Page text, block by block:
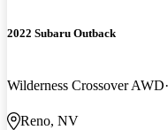
2022 Subaru Outback
Wilderness Crossover AWD
Reno, NV